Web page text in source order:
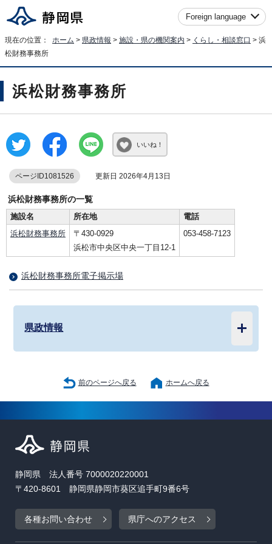
Foreign language
現在の位置： ホーム > 県政情報 > 施設・県の機関案内 > くらし・相談窓口 > 浜
松財務事務所
浜松財務事務所
いいね！
ページID1081526 更新日 2026年4月13日
浜松財務事務所の一覧
施設名
所在地
電話
浜松財務事務所
〒430-0929
浜松市中央区中央一丁目12-1
053-458-7123
浜松財務事務所電子掲示場
県政情報
前のページへ戻る ホームへ戻る
静岡県 法人番号 7000020220001
〒420-8601 静岡県静岡市葵区追手町9番6号
各種お問い合わせ 県庁へのアクセス